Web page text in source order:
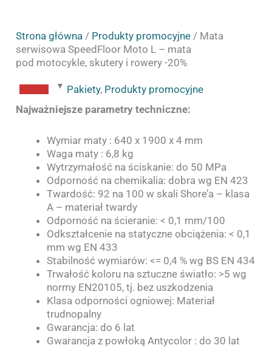
Strona główna / Produkty promocyjne / Mata
serwisowa SpeedFloor Moto L – mata
pod motocykle, skutery i rowery -20%
Pakiety, Produkty promocyjne
Najważniejsze parametry techniczne:
Wymiar maty : 640 x 1900 x 4 mm
Waga maty : 6,8 kg
Wytrzymałość na ściskanie: do 50 MPa
Odporność na chemikalia: dobra wg EN 423
Twardość: 92 na 100 w skali Shore’a – klasa
A – materiał twardy
Odporność na ścieranie: < 0,1 mm/100
Odkształcenie na statyczne obciążenia: < 0,1
mm wg EN 433
Stabilność wymiarów: <= 0,4 % wg BS EN 434
Trwałość koloru na sztuczne światło: >5 wg
normy EN20105, tj. bez uszkodzenia
Klasa odporności ogniowej: Materiał
trudnopalny
Gwarancja: do 6 lat
Gwarancja z powłoką Antycolor : do 30 lat